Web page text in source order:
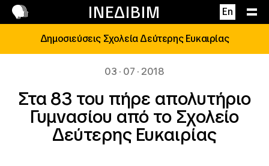
ΙΝΕΔΙΒΙΜ En
Επικοινωνία
Δημοσιεύσεις Σχολεία Δεύτερης Ευκαιρίας
03 · 07 · 2018
Στα 83 του πήρε απολυτήριο
Γυμνασίου από το Σχολείο
Δεύτερης Ευκαιρίας